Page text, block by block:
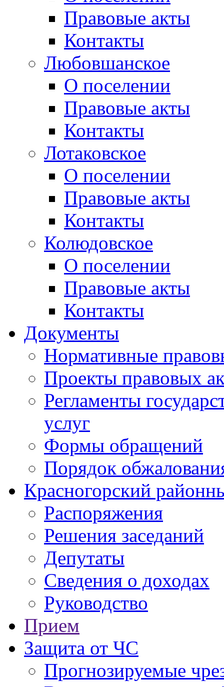
Правовые акты
Контакты
Любовшанское
О поселении
Правовые акты
Контакты
Лотаковское
О поселении
Правовые акты
Контакты
Колюдовское
О поселении
Правовые акты
Контакты
Документы
Нормативные
Проекты правовых
Регламенты
услуг
Формы обращений
Порядок
Красногорский
Распоряжения
Решения заседаний
Депутаты
Сведения о доходах
Руководство
Прием
Защита от ЧС
Прогнозируемые